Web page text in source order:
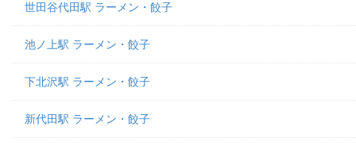
世田谷代田駅 ラーメン・餃子
池ノ上駅 ラーメン・餃子
下北沢駅 ラーメン・餃子
新代田駅 ラーメン・餃子